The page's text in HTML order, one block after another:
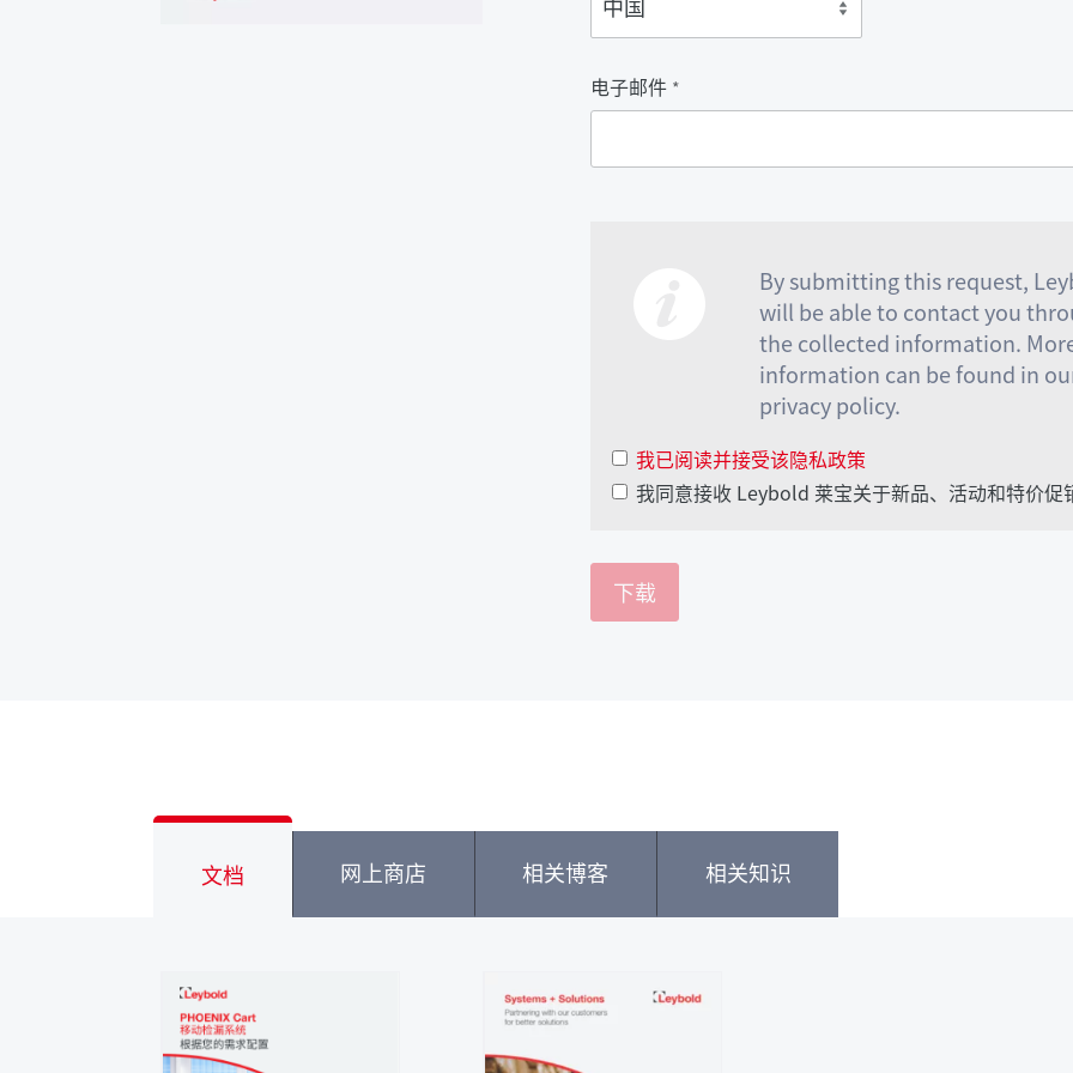
电子邮件 *
By submitting this request,
will be able to contact you
the collected information.
information can be found in
privacy policy.
我已阅读并接受该隐私政策
我同意接收 Leybold 莱宝关于新品、活动和特价促
文档 网上商店 相关博客 相关知识